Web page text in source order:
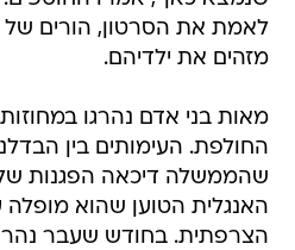
לאמת את הסרטון, הורים של
מזהים את ילדיהם.
מאות בני אדם נהרגו
החולפת. העימותים בין
שהממשלה דיכאה הפגנות
האנגלית הטוען שהוא
הצרפתית. בחודש שעבר נהרג